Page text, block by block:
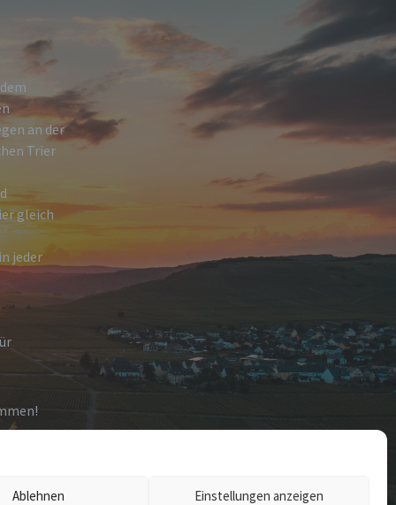
Ablehnen Einstellungen anzeigen
an der
Trier
gleich
jeder